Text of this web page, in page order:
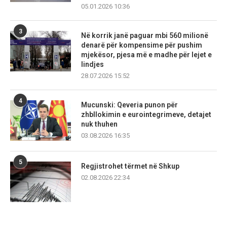
05.01.2026 10:36
3
Në korrik janë paguar mbi 560 milionë
denarë për kompensime për pushim
mjekësor, pjesa më e madhe për lejet e
lindjes
28.07.2026 15:52
4
Mucunski: Qeveria punon për
zhbllokimin e eurointegrimeve, detajet
nuk thuhen
03.08.2026 16:35
5
Regjistrohet tërmet në Shkup
02.08.2026 22:34